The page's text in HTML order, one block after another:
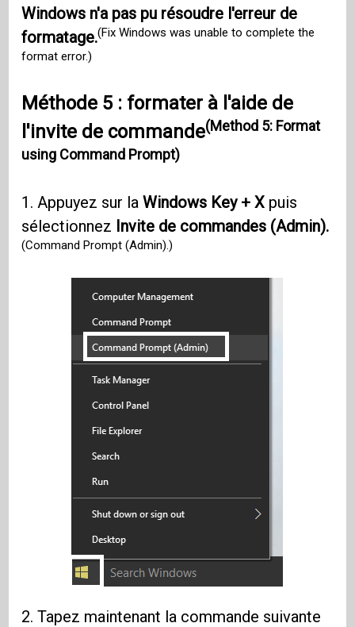
Windows n'a pas pu résoudre l'erreur de
formatage.(Fix Windows was unable to complete the
format error.)
Méthode 5 : formater à l'aide de
l'invite de commande(Method 5: Format
using Command Prompt)
1. Appuyez sur laWindows Key + X puis
sélectionnez Invite de commandes (Admin).
(Command Prompt (Admin).)
2. Tapez maintenant la commande suivante